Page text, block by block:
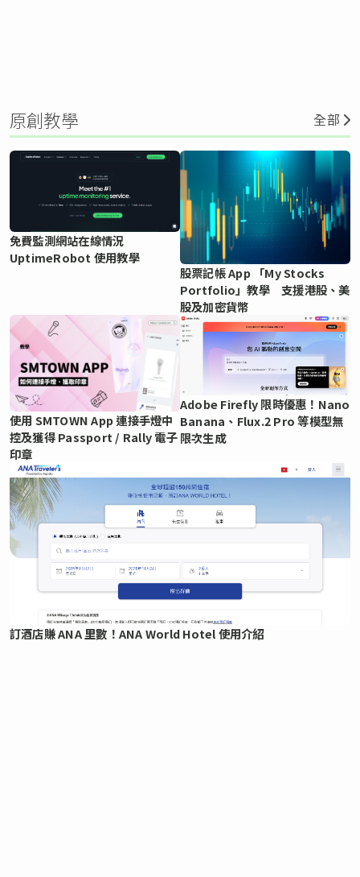
原創教學 全部
免費監測網站在線情況
UptimeRobot 使用教學
股票記帳 App 「My Stocks
Portfolio」教學 支援港股、美
股及加密貨幣
使用 SMTOWN App 連接手燈中
控及獲得 Passport / Rally 電子
印章
Adobe Firefly 限時優惠！Nano
Banana、Flux.2 Pro 等模型無
限次生成
訂酒店賺 ANA 里數！ANA World Hotel 使用介紹